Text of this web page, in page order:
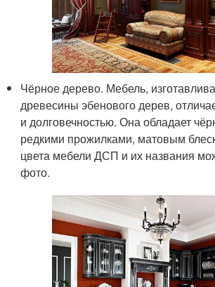
Чёрное дерево. Мебель,
древесины эбенового дерев,
и долговечностью. Она обладает
редкими прожилками, матовым
цвета мебели ДСП и их названия
фото.